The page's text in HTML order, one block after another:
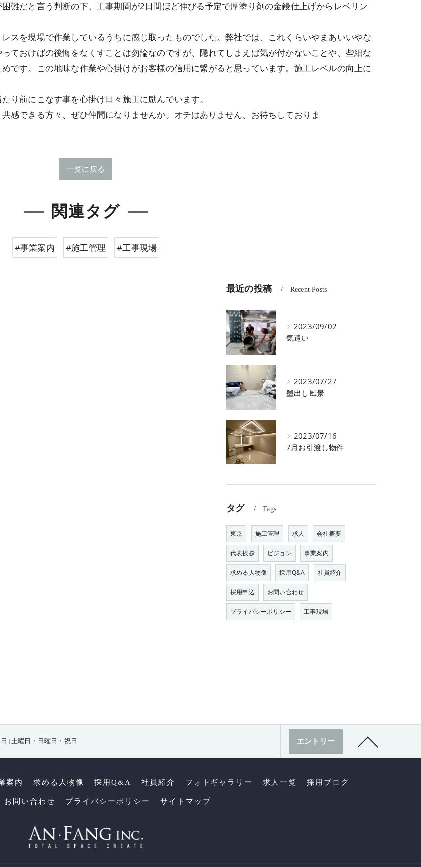
難だと言う判断の下、工事期間が2日間ほど伸びる予定で厚塗り剤の金鏝仕上げからレベリン
スを現場で作業しているうちに感じ取ったものでした。弊社では、これくらいやまあいいやな
ておけばの後悔をなくすことは勿論なのですが、隠れてしまえば気が付かないことや、些細な
です。この地味な作業や心掛けがお客様の信用に繋がると思っています。施工レベルの向上に
り前にこなす事を心掛け日々施工に励んでいます。
感できる方々、ぜひ仲間になりませんか。オチはありません、お待ちしておりま
一覧に戻る
関連タグ
#事業案内 #施工管理 #工事現場
最近の投稿 Recent Posts
2023/09/02
気遣い
2023/07/27
墨出し風景
2023/07/16
7月お引渡し物件
タグ Tags
東京 施工管理 求人 会社概要
代表挨拶 ビジョン 事業案内
求める人物像 採用Q&A 社員紹介
採用申込 お問い合わせ
プライバシーポリシー 工事現場
] 土曜日・日曜日・祝日 エントリー
案内 求める人物像 採用Q&A 社員紹介 フォトギャラリー 求人一覧 採用ブログ
お問い合わせ プライバシーポリシー サイトマップ